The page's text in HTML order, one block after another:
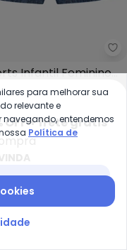
Short Off White de
Infantil Feminino
NICK
R$ 139,99
deR$ 39,66
OFF + frete grátis
para melhorar sua
relevante e
entendemos
Política de